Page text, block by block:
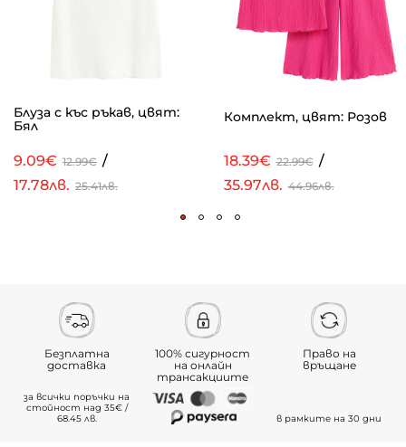
Блуза с къс ръкав, цвят:
Бял
9.09€ 12.99€ /
17.78лв. 25.41лв.
Комплект, цвят: Розов
18.39€ 22.99€ /
35.97лв. 44.96лв.
Безплатна
доставка
за всички поръчки на
стойност над 35€ /
68.45 лв.
100% сигурност
на онлайн
трансакциите
Право на
връщане
в рамките на 30 дни